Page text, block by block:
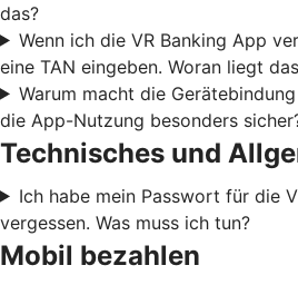
das?
Wenn ich die VR Banking App
eine TAN eingeben. Woran liegt
Warum macht die
die App-Nutzung besonders
Technisches und
Ich habe mein Passwort für die
vergessen. Was muss ich tun?
Mobil bezahlen